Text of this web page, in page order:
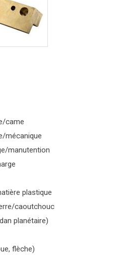
came
mécanique
manutention
plastique
caoutchouc
planétaire)
flèche)